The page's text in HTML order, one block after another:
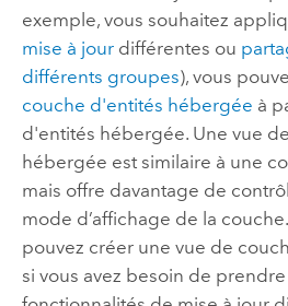
exemple, vous souhaitez
mise à jourdifférentes ou
différents groupes), vous
couche d'entités hébergée à
d'entités hébergée. Une vue
hébergée est similaire à une
mais offre davantage de
mode d’affichage de la
pouvez créer une vue de
si vous avez besoin de